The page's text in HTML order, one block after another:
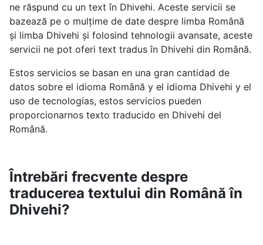
ne răspund cu un text în Dhivehi. Aceste servicii se
bazează pe o mulțime de date despre limba Română
și limba Dhivehi și folosind tehnologii avansate, aceste
servicii ne pot oferi text tradus în Dhivehi din Română.
Estos servicios se basan en una gran cantidad de
datos sobre el idioma Română y el idioma Dhivehi y el
uso de tecnologías, estos servicios pueden
proporcionarnos texto traducido en Dhivehi del
Română.
Întrebări frecvente despre
traducerea textului din Română în
Dhivehi?